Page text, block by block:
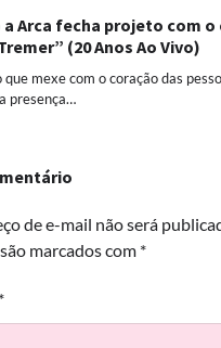
a Arca fecha projeto com o
(20 Anos Ao Vivo)
que mexe com o coração das
presença…
de e-mail não será
marcados com *
*